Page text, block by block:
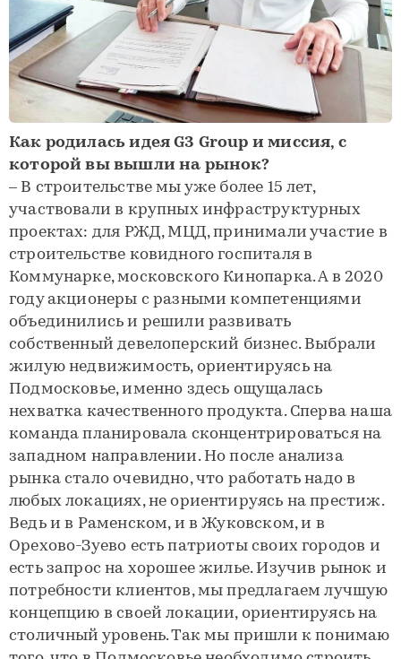
Как родилась идея G3 Group и миссия, с
которой вы вышли на рынок?
– В строительстве мы уже более 15 лет,
участвовали в крупных инфраструктурных
проектах: для РЖД, МЦД, принимали участие в
строительстве ковидного госпиталя в
Коммунарке, московского Кинопарка. А в 2020
году акционеры с разными компетенциями
объединились и решили развивать
собственный девелоперский бизнес. Выбрали
жилую недвижимость, ориентируясь на
Подмосковье, именно здесь ощущалась
нехватка качественного продукта. Сперва наша
команда планировала сконцентрироваться на
западном направлении. Но после анализа
рынка стало очевидно, что работать надо в
любых локациях, не ориентируясь на престиж.
Ведь и в Раменском, и в Жуковском, и в
Орехово-Зуево есть патриоты своих городов и
есть запрос на хорошее жилье. Изучив рынок и
потребности клиентов, мы предлагаем лучшую
концепцию в своей локации, ориентируясь на
столичный уровень. Так мы пришли к понимаю